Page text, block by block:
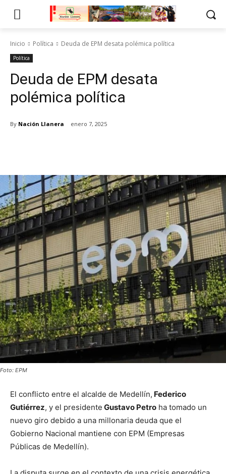
Inicio Política Deuda de EPM desata polémica política
Política
Deuda de EPM desata
polémica política
By Nación Llanera enero 7, 2025
Foto: EPM
El conflicto entre el alcalde de Medellín, Federico
Gutiérrez, y el presidente Gustavo Petro ha tomado un
nuevo giro debido a una millonaria deuda que el
Gobierno Nacional mantiene con EPM (Empresas
Públicas de Medellín).